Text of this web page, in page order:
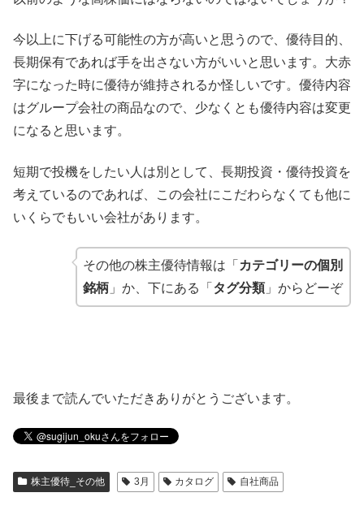
今以上に下げる可能性の方が高いと思うので、優待目的、
長期保有であれば手を出さない方がいいと思います。大赤
字になった時に優待が維持されるか怪しいです。優待内容
はグループ会社の商品なので、少なくとも優待内容は変更
になると思います。
短期で投機をしたい人は別として、長期投資・優待投資を
考えているのであれば、この会社にこだわらなくても他に
いくらでもいい会社があります。
その他の株主優待情報は「 カテゴリーの個別
銘柄」か、下にある「 タグ分類」からどーぞ
最後まで読んでいただきありがとうございます。
株主優待_その他 3月 カタログ 自社商品